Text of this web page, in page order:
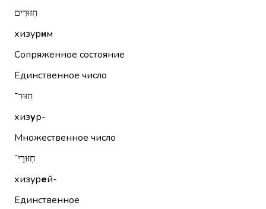
חִזּוּרִים
хизурим
Сопряженное состояние
Единственное число
חִזּוּר־
хизур-
Множественное число
חִזּוּרֵי־
хизурей-
Единственное